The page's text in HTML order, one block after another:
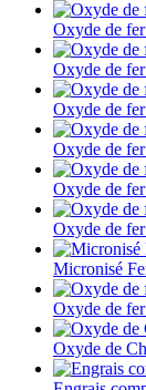
Oxyde de
Oxyde de
Oxyde de
Oxyde de
Oxyde de
Oxyde de
Micronisé
Oxyde de
Oxyde de